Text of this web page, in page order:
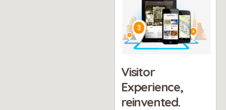
Visitor
Experience,
reinvented.